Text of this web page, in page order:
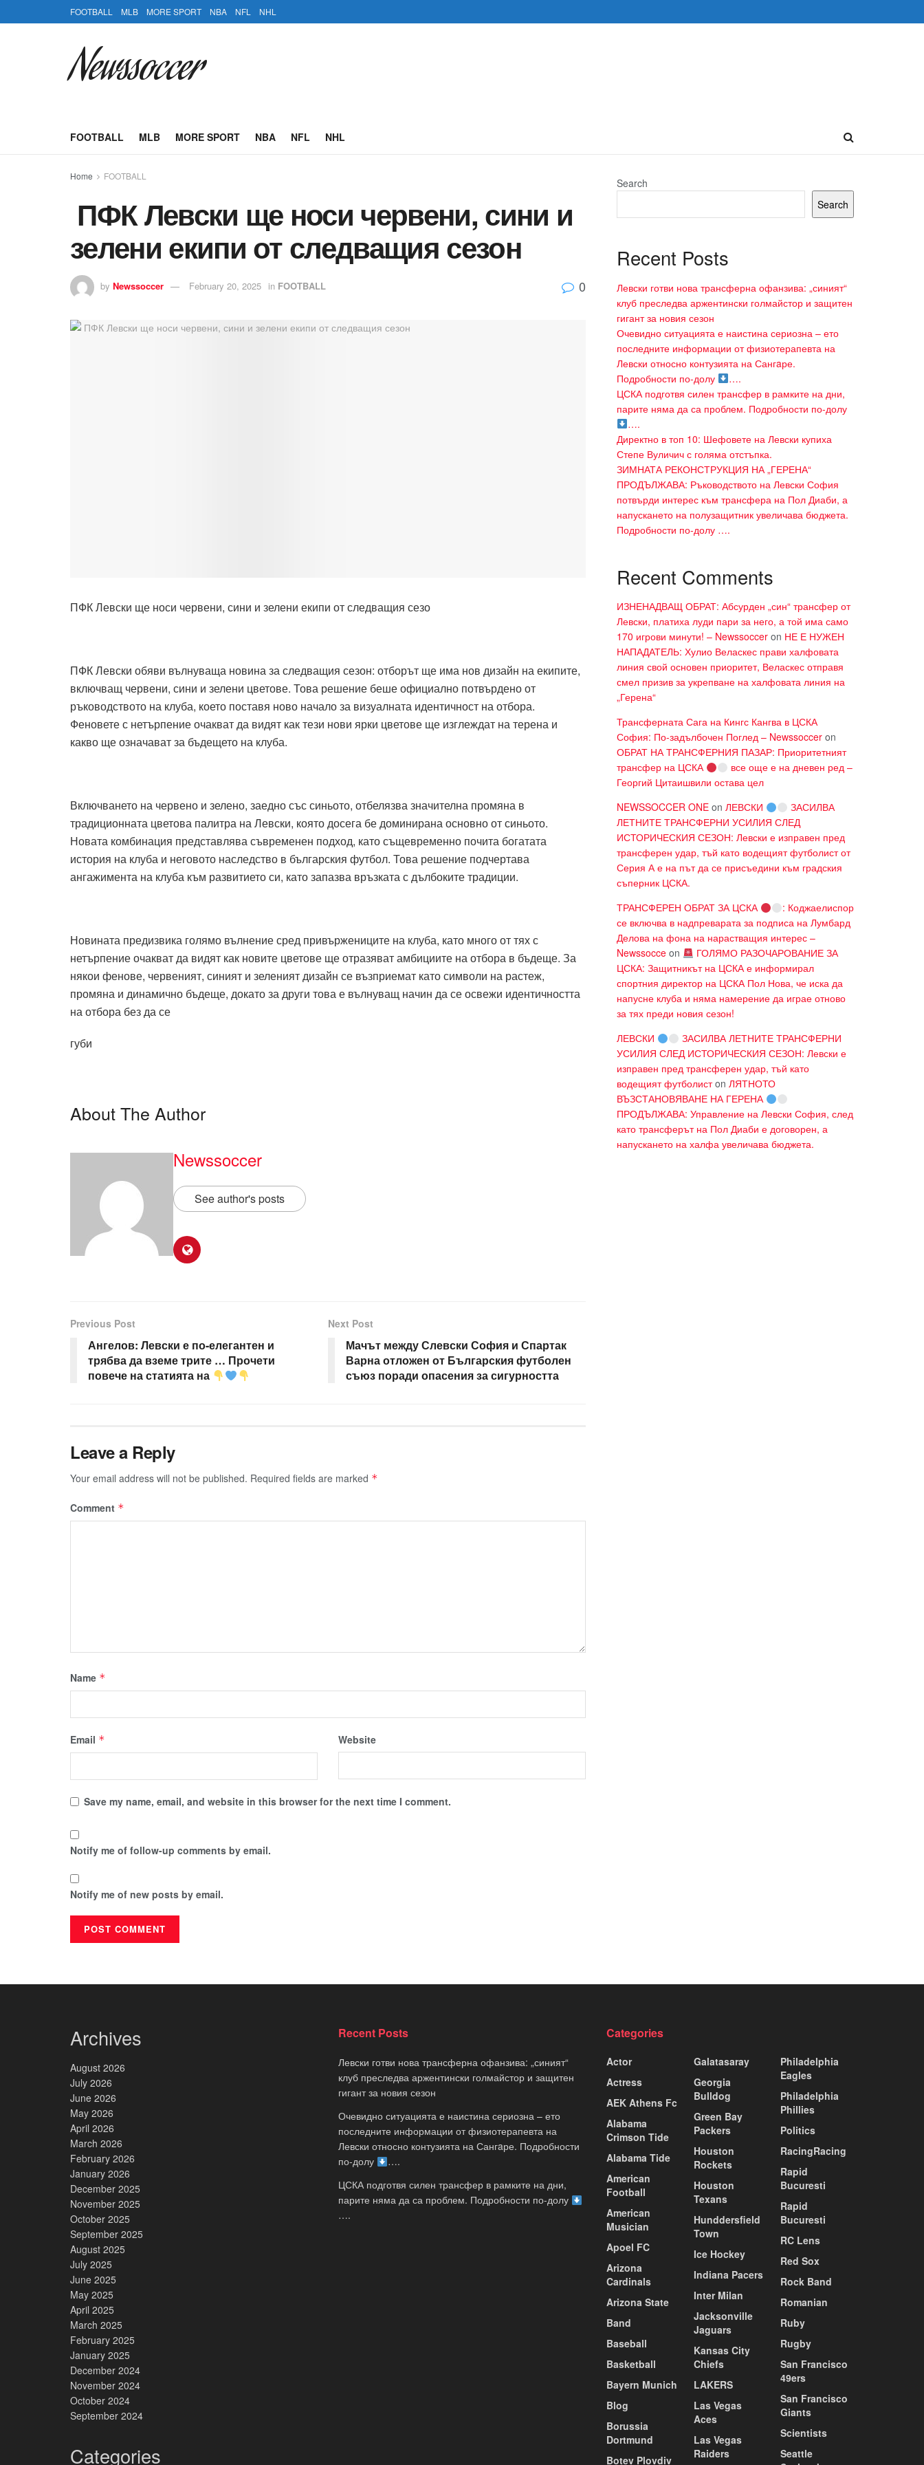
FOOTBALL MLB MORE SPORT NBA NFL NHL
Newssoccer
FOOTBALL MLB MORE SPORT NBA NFL NHL
Home FOOTBALL
ПФК Левски ще носи червени, сини и
зелени екипи от следващия сезон
by Newssoccer February 20, 2025 in FOOTBALL 0
ПФК Левски ще носи червени, сини и зелени екипи от следващия сезо
ПФК Левски обяви вълнуваща новина за следващия сезон: отборът ще има нов дизайн на екипите,
включващ червени, сини и зелени цветове. Това решение беше официално потвърдено от
ръководството на клуба, което поставя ново начало за визуалната идентичност на отбора.
Феновете с нетърпение очакват да видят как тези нови ярки цветове ще изглеждат на терена и
какво ще означават за бъдещето на клуба.
Включването на червено и зелено, заедно със синьото, отбелязва значителна промяна в
традиционната цветова палитра на Левски, която досега бе доминирана основно от синьото.
Новата комбинация представлява съвременен подход, като същевременно почита богатата
история на клуба и неговото наследство в българския футбол. Това решение подчертава
ангажимента на клуба към развитието си, като запазва връзката с дълбоките традиции.
Новината предизвика голямо вълнение сред привържениците на клуба, като много от тях с
нетърпение очакват да видят как новите цветове ще отразяват амбициите на отбора в бъдеще. За
някои фенове, червеният, синият и зеленият дизайн се възприемат като символи на растеж,
промяна и динамично бъдеще, докато за други това е вълнуващ начин да се освежи идентичността
на отбора без да се
губи
About The Author
Newssoccer
See author's posts
Previous Post
Ангелов: Левски е по-елегантен и
трябва да вземе трите … Прочети
повече на статията на
Next Post
Мачът между Слевски София и Спартак
Варна отложен от Българския футболен
съюз поради опасения за сигурността
Leave a Reply
Your email address will not be published. Required fields are marked *
Comment *
Name *
Email * Website
Save my name, email, and website in this browser for the next time I comment.
Notify me of follow-up comments by email.
Notify me of new posts by email.
Search
Search
Recent Posts
Левски готви нова трансферна офанзива: „синият“
клуб преследва аржентински голмайстор и защитен
гигант за новия сезон
Очевидно ситуацията е наистина сериозна – ето
последните информации от физиотерапевта на
Левски относно контузията на Сангaре.
Подробности по-долу
….
ЦСКА подготвя силен трансфер в рамките на дни,
парите няма да са проблем. Подробности по-долу
….
Директно в топ 10: Шефовете на Левски купиха
Степе Вуличич с голяма отстъпка.
ЗИМНАТА РЕКОНСТРУКЦИЯ НА „ГЕРЕНА“
ПРОДЪЛЖАВА: Ръководството на Левски София
потвърди интерес към трансфера на Пол Диаби, а
напускането на полузащитник увеличава бюджета.
Подробности по-долу ….
Recent Comments
ИЗНЕНАДВАЩ ОБРАТ: Абсурден „син“ трансфер от
Левски, платиха луди пари за него, а той има само
170 игрови минути! – Newssoccer on НЕ Е НУЖЕН
НАПАДАТЕЛЬ: Хулио Веласкес прави халфовата
линия свой основен приоритет, Веласкес отправя
смел призив за укрепване на халфовата линия на
„Герена“
Трансферната Сага на Кингс Кангва в ЦСКА
София: По-задълбочен Поглед – Newssoccer on
ОБРАТ НА ТРАНСФЕРНИЯ ПАЗАР: Приоритетният
трансфер на ЦСКА
все още е на дневен ред –
Георгий Цитаишвили остава цел
NEWSSOCCER ONE on ЛЕВСКИ
ЗАСИЛВА
ЛЕТНИТЕ ТРАНСФЕРНИ УСИЛИЯ СЛЕД
ИСТОРИЧЕСКИЯ СЕЗОН: Левски е изправен пред
трансферен удар, тъй като водещият футболист от
Серия А е на път да се присъедини към градския
съперник ЦСКА.
ТРАНСФЕРЕН ОБРАТ ЗА ЦСКА
: Коджаелиспор
се включва в надпреварата за подписа на Лумбард
Делова на фона на нарастващия интерес –
Newssocce on
ГОЛЯМО РАЗОЧАРОВАНИЕ ЗА
ЦСКА: Защитникът на ЦСКА е информирал
спортния директор на ЦСКА Пол Нова, че иска да
напусне клуба и няма намерение да играе отново
за тях преди новия сезон!
ЛЕВСКИ
ЗАСИЛВА ЛЕТНИТЕ ТРАНСФЕРНИ
УСИЛИЯ СЛЕД ИСТОРИЧЕСКИЯ СЕЗОН: Левски е
изправен пред трансферен удар, тъй като
водещият футболистon ЛЯТНОТО
ВЪЗСТАНОВЯВАНЕ НА ГЕРЕНА
ПРОДЪЛЖАВА: Управление на Левски София, след
като трансферът на Пол Диаби е договорен, а
напускането на халфа увеличава бюджета.
Archives
August 2026
July 2026
June 2026
May 2026
April 2026
March 2026
February 2026
January 2026
December 2025
November 2025
October 2025
September 2025
August 2025
July 2025
June 2025
May 2025
April 2025
March 2025
February 2025
January 2025
December 2024
November 2024
October 2024
September 2024
Categories
Recent Posts
Левски готви нова трансферна офанзива: „синият“
клуб преследва аржентински голмайстор и защитен
гигант за новия сезон
Очевидно ситуацията е наистина сериозна – ето
последните информации от физиотерапевта на
Левски относно контузията на Сангaре. Подробности
по-долу
….
ЦСКА подготвя силен трансфер в рамките на дни,
парите няма да са проблем. Подробности по-долу
….
Categories
Actor
Actress
AEK Athens Fc
Alabama
Crimson Tide
Alabama Tide
American
Football
American
Musician
Apoel FC
Arizona
Cardinals
Arizona State
Band
Baseball
Basketball
Bayern Munich
Blog
Borussia
Dortmund
Botev Plovdiv
Galatasaray
Georgia
Bulldog
Green Bay
Packers
Houston
Rockets
Houston
Texans
Hunddersfield
Town
Ice Hockey
Indiana Pacers
Inter Milan
Jacksonville
Jaguars
Kansas City
Chiefs
LAKERS
Las Vegas
Aces
Las Vegas
Raiders
Philadelphia
Eagles
Philadelphia
Phillies
Politics
RacingRacing
Rapid
Bucuresti
Rapid
Bucuresti
RC Lens
Red Sox
Rock Band
Romanian
Ruby
Rugby
San Francisco
49ers
San Francisco
Giants
Scientists
Seattle